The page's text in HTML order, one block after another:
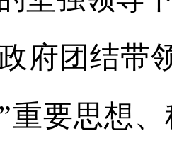
府团结带
重要思想